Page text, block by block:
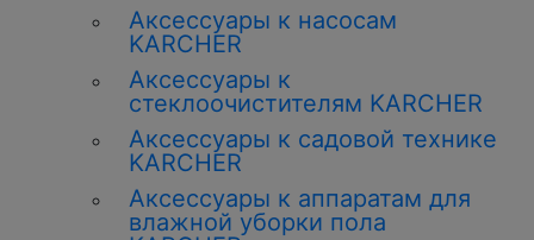
Аксессуары к насосам
KARCHER
Аксессуары к
стеклоочистителям KARCHER
Аксессуары к садовой технике
KARCHER
Аксессуары к аппаратам для
влажной уборки пола